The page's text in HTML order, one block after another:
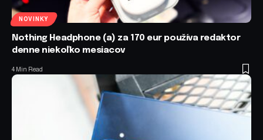
NOVINKY
Nothing Headphone (a) za 170 eur používa redaktor
denne niekoľko mesiacov
4 Min Read